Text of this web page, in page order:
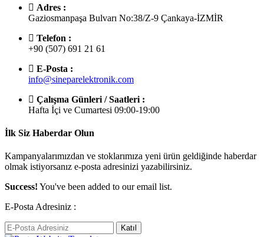
Adres :
Gaziosmanpaşa Bulvarı No:38/Z-9 Çankaya-İZMİR
Telefon :
+90 (507) 691 21 61
E-Posta :
info@sineparelektronik.com
Çalışma Günleri / Saatleri :
Hafta İçi ve Cumartesi 09:00-19:00
İlk Siz Haberdar Olun
Kampanyalarımızdan ve stoklarımıza yeni ürün geldiğinde haberdar
olmak istiyorsanız e-posta adresinizi yazabilirsiniz.
Success! You've been added to our email list.
E-Posta Adresiniz :
Katıl